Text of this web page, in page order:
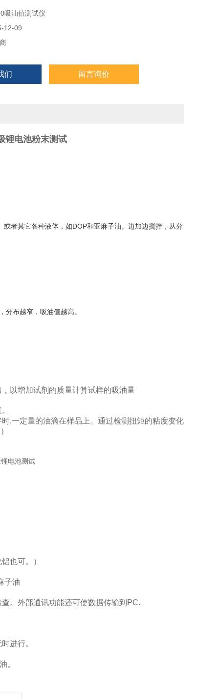
吸油值测试仪
12-09
们 留言询价
锂电池粉末测试
者其它各种液体，如DOP和亚麻子油。边加边搅拌，从分
布越窄，吸油值越高。
以增加试剂的质量计算试样的吸油量
,一定量的油滴在样品上。通过检测扭矩的粘度变化
也可。）
子油
。外部通讯功能还可使数据传输到PC.
进行。
。